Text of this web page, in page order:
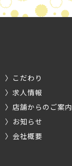
こだわり
求人情報
店舗からのご案内
お知らせ
会社概要